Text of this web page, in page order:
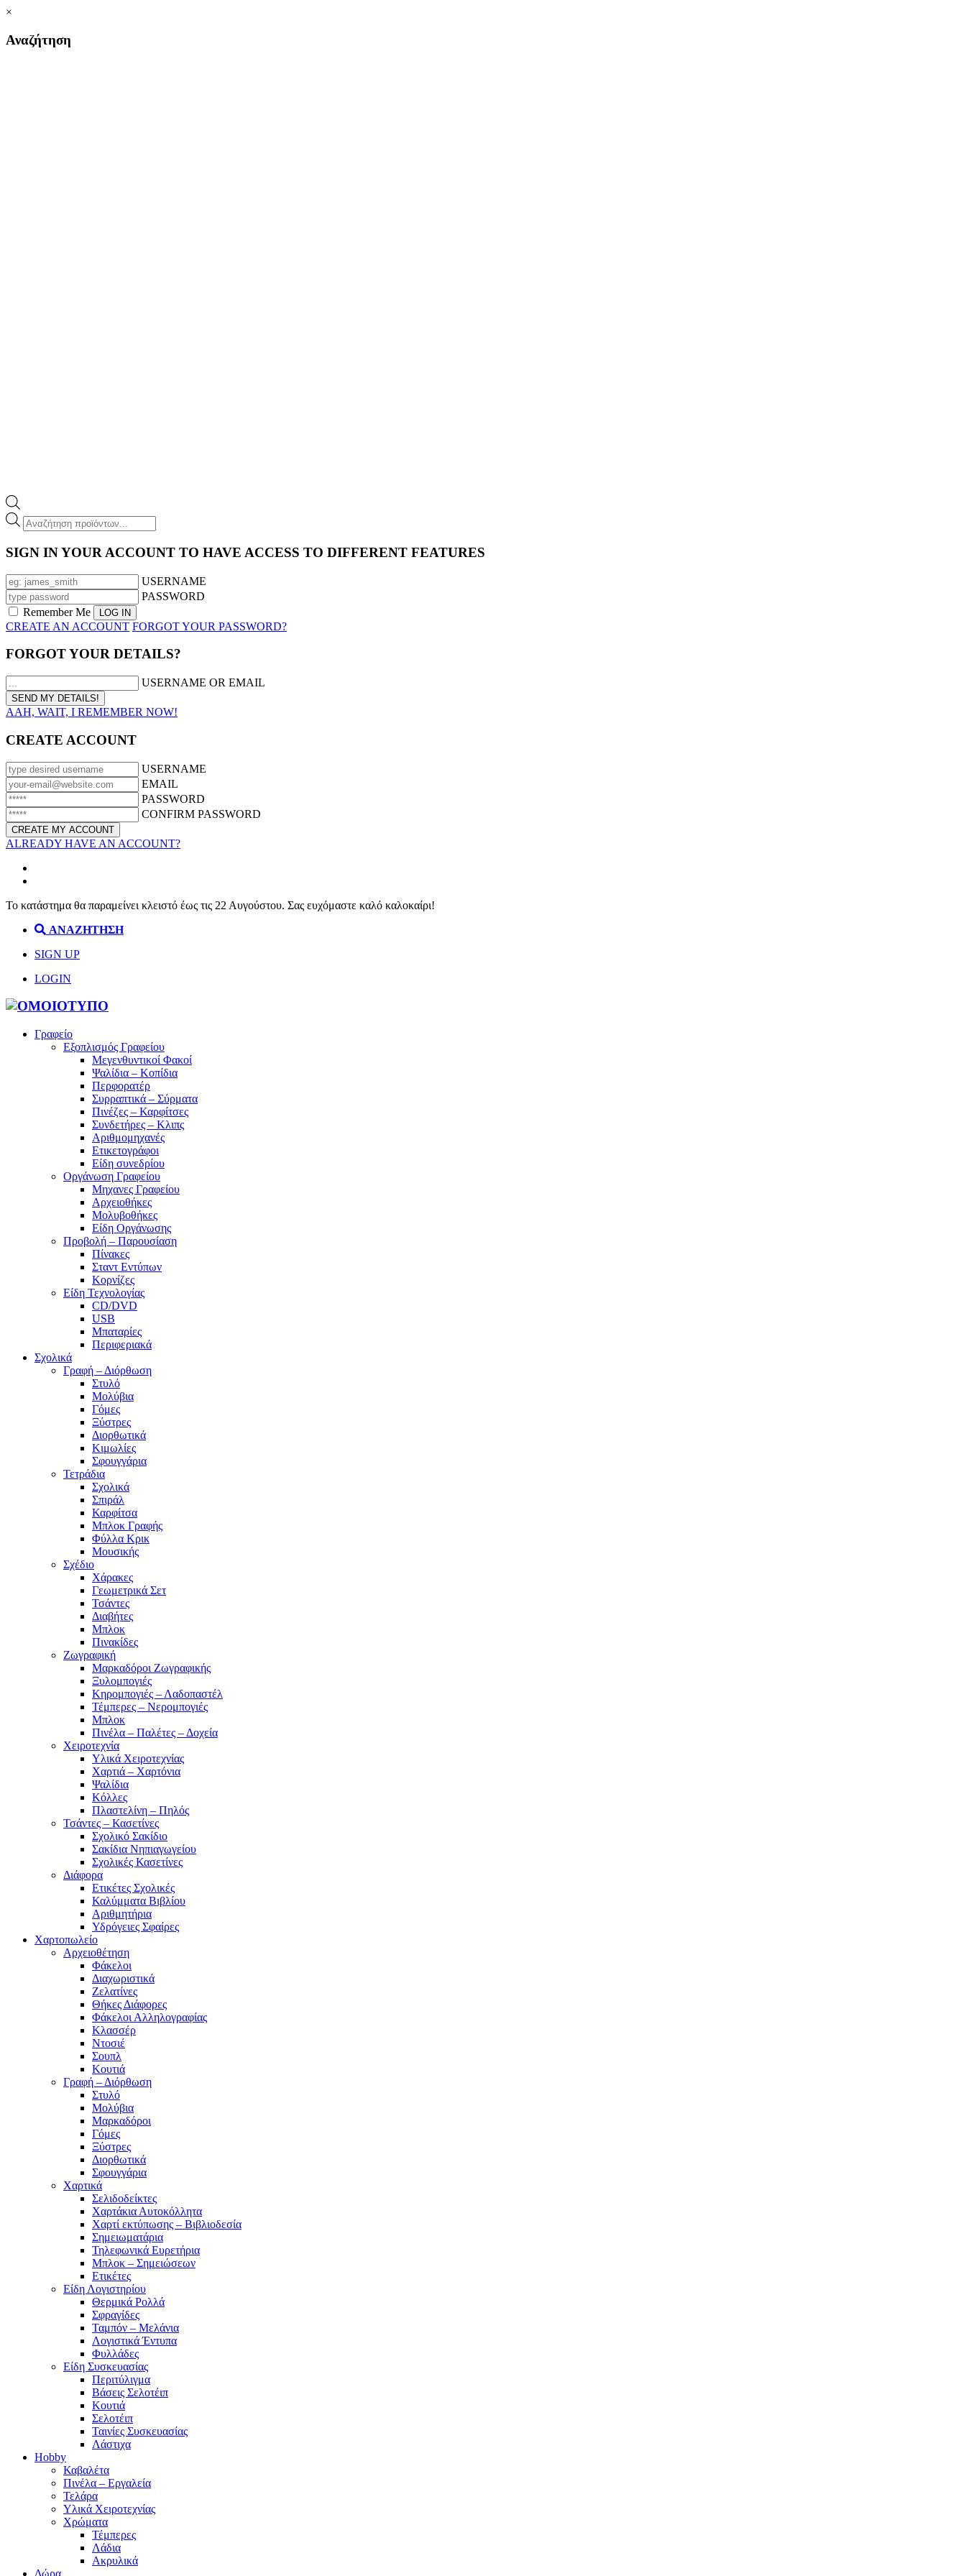
×
Αναζήτηση
Products
search
SIGN IN YOUR ACCOUNT TO HAVE ACCESS TO DIFFERENT FEATURES
USERNAME
PASSWORD
Remember Me
CREATE AN ACCOUNT FORGOT YOUR PASSWORD?
FORGOT YOUR DETAILS?
USERNAME OR EMAIL
AAH, WAIT, I REMEMBER NOW!
CREATE ACCOUNT
USERNAME
EMAIL
PASSWORD
CONFIRM PASSWORD
ALREADY HAVE AN ACCOUNT?
Το κατάστημα θα παραμείνει κλειστό έως τις 22 Αυγούστου. Σας ευχόμαστε καλό καλοκαίρι!
ΑΝΑΖΗΤΗΣΗ
SIGN UP
LOGIN
Γραφείο
Εξοπλισμός Γραφείου
Μεγενθυντικοί Φακοί
Ψαλίδια – Κοπίδια
Περφορατέρ
Συρραπτικά – Σύρματα
Πινέζες – Καρφίτσες
Συνδετήρες – Κλιπς
Αριθμομηχανές
Ετικετογράφοι
Είδη συνεδρίου
Οργάνωση Γραφείου
Μηχανες Γραφείου
Αρχειοθήκες
Μολυβοθήκες
Είδη Οργάνωσης
Προβολή – Παρουσίαση
Πίνακες
Σταντ Εντύπων
Κορνίζες
Είδη Τεχνολογίας
CD/DVD
USB
Μπαταρίες
Περιφεριακά
Σχολικά
Γραφή – Διόρθωση
Στυλό
Μολύβια
Γόμες
Ξύστρες
Διορθωτικά
Κιμωλίες
Σφουγγάρια
Τετράδια
Σχολικά
Σπιράλ
Καρφίτσα
Μπλοκ Γραφής
Φύλλα Κρικ
Μουσικής
Σχέδιο
Χάρακες
Γεωμετρικά Σετ
Τσάντες
Διαβήτες
Μπλοκ
Πινακίδες
Ζωγραφική
Μαρκαδόροι Ζωγραφικής
Ξυλομπογιές
Κηρομπογιές – Λαδοπαστέλ
Τέμπερες – Νερομπογιές
Μπλοκ
Πινέλα – Παλέτες – Δοχεία
Χειροτεχνία
Υλικά Χειροτεχνίας
Χαρτιά – Χαρτόνια
Ψαλίδια
Κόλλες
Πλαστελίνη – Πηλός
Τσάντες – Κασετίνες
Σχολικό Σακίδιο
Σακίδια Νηπιαγωγείου
Σχολικές Κασετίνες
Διάφορα
Ετικέτες Σχολικές
Καλύμματα Βιβλίου
Αριθμητήρια
Υδρόγειες Σφαίρες
Χαρτοπωλείο
Αρχειοθέτηση
Φάκελοι
Διαχωριστικά
Ζελατίνες
Θήκες Διάφορες
Φάκελοι Αλληλογραφίας
Κλασσέρ
Ντοσιέ
Σουπλ
Κουτιά
Γραφή – Διόρθωση
Στυλό
Μολύβια
Μαρκαδόροι
Γόμες
Ξύστρες
Διορθωτικά
Σφουγγάρια
Χαρτικά
Σελιδοδείκτες
Χαρτάκια Αυτοκόλλητα
Χαρτί εκτύπωσης – Βιβλιοδεσία
Σημειωματάρια
Τηλεφωνικά Ευρετήρια
Μπλοκ – Σημειώσεων
Ετικέτες
Είδη Λογιστηρίου
Θερμικά Ρολλά
Σφραγίδες
Ταμπόν – Μελάνια
Λογιστικά Έντυπα
Φυλλάδες
Είδη Συσκευασίας
Περιτύλιγμα
Βάσεις Σελοτέιπ
Κουτιά
Σελοτέιπ
Ταινίες Συσκευασίας
Λάστιχα
Hobby
Καβαλέτα
Πινέλα – Εργαλεία
Τελάρα
Υλικά Χειροτεχνίας
Χρώματα
Τέμπερες
Λάδια
Ακρυλικά
Δώρα